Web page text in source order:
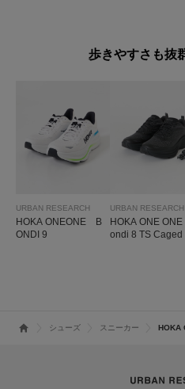
歩きやすさも抜
URBAN RESEARCH
HOKA ONEONE B
ONDI 9
URBAN RESEARCH
HOKA ONE
ondi 8 TS Caged
シューズ スニーカー HOKA